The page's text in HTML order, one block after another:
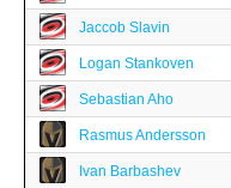
Jaccob Slavin
Logan Stankoven
Sebastian Aho
Rasmus Andersson
Ivan Barbashev